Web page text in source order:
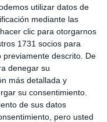
utilizar datos de
mediante las
clic para otorgarnos
1731 socios para
descrito. De
denegar su
más detallada y
su consentimiento.
de sus datos
pero usted
Ver todos